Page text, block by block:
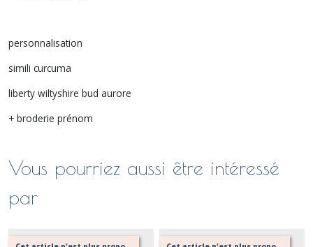
personnalisation
simili curcuma
liberty wiltyshire bud aurore
+ broderie prénom
Vous pourriez aussi être intéressé
par